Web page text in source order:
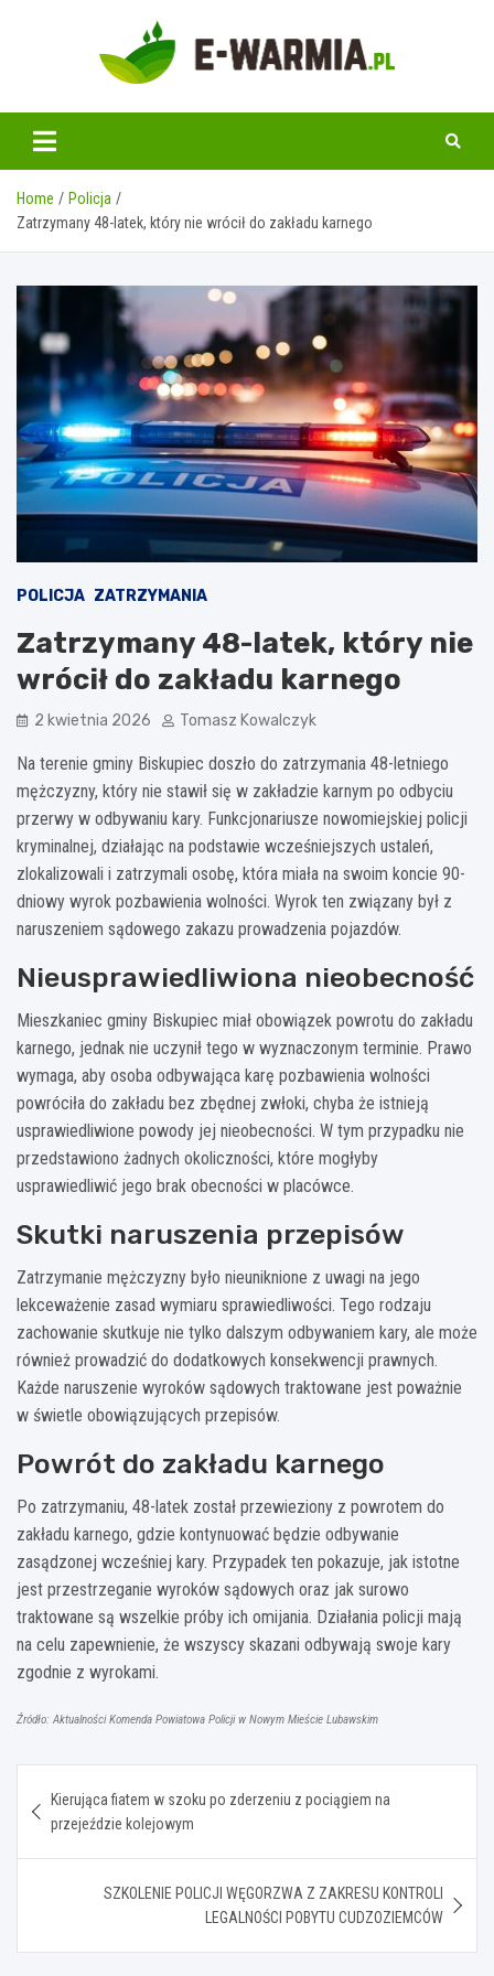
www.e-warmia.pl
Home
Policja
Zatrzymany 48-latek, który nie wrócił do zakładu karnego
POLICJA ZATRZYMANIA
Zatrzymany 48-latek, który nie
wrócił do zakładu karnego
2 kwietnia 2026 Tomasz Kowalczyk
Na terenie gminy Biskupiec doszło do zatrzymania 48-letniego
mężczyzny, który nie stawił się w zakładzie karnym po odbyciu
przerwy w odbywaniu kary. Funkcjonariusze nowomiejskiej policji
kryminalnej, działając na podstawie wcześniejszych ustaleń,
zlokalizowali i zatrzymali osobę, która miała na swoim koncie 90-
dniowy wyrok pozbawienia wolności. Wyrok ten związany był z
naruszeniem sądowego zakazu prowadzenia pojazdów.
Nieusprawiedliwiona nieobecność
Mieszkaniec gminy Biskupiec miał obowiązek powrotu do zakładu
karnego, jednak nie uczynił tego w wyznaczonym terminie. Prawo
wymaga, aby osoba odbywająca karę pozbawienia wolności
powróciła do zakładu bez zbędnej zwłoki, chyba że istnieją
usprawiedliwione powody jej nieobecności. W tym przypadku nie
przedstawiono żadnych okoliczności, które mogłyby
usprawiedliwić jego brak obecności w placówce.
Skutki naruszenia przepisów
Zatrzymanie mężczyzny było nieuniknione z uwagi na jego
lekceważenie zasad wymiaru sprawiedliwości. Tego rodzaju
zachowanie skutkuje nie tylko dalszym odbywaniem kary, ale może
również prowadzić do dodatkowych konsekwencji prawnych.
Każde naruszenie wyroków sądowych traktowane jest poważnie
w świetle obowiązujących przepisów.
Powrót do zakładu karnego
Po zatrzymaniu, 48-latek został przewieziony z powrotem do
zakładu karnego, gdzie kontynuować będzie odbywanie
zasądzonej wcześniej kary. Przypadek ten pokazuje, jak istotne
jest przestrzeganie wyroków sądowych oraz jak surowo
traktowane są wszelkie próby ich omijania. Działania policji mają
na celu zapewnienie, że wszyscy skazani odbywają swoje kary
zgodnie z wyrokami.
Źródło: Aktualności Komenda Powiatowa Policji w Nowym Mieście Lubawskim
wpisu
Kierująca fiatem w szoku po zderzeniu z pociągiem na
przejeździe kolejowym
SZKOLENIE POLICJI WĘGORZWA Z ZAKRESU KONTROLI
LEGALNOŚCI POBYTU CUDZOZIEMCÓW